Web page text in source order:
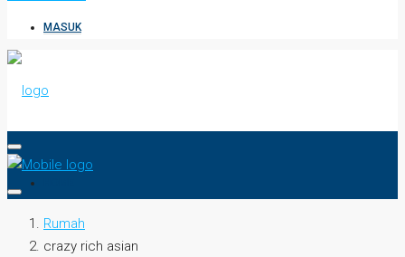
MASUK
Rumah
crazy rich asian